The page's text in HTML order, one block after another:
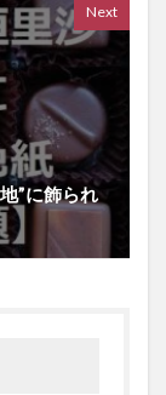
Next
”に飾られ